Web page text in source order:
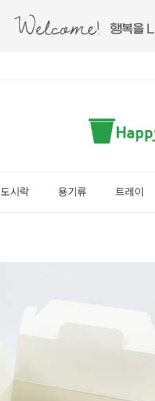
도시락 용기류 트레이